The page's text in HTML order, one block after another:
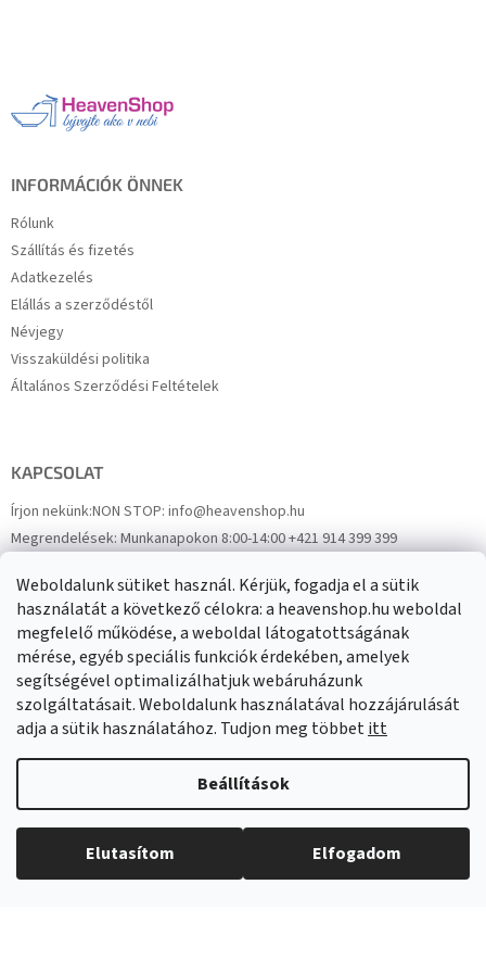
Weboldalunk sütiket használ. Kérjük, fogadja el a sütik
használatát a következő célokra: a heavenshop.hu weboldal
megfelelő működése, a weboldal látogatottságának
mérése, egyéb speciális funkciók érdekében, amelyek
segítségével optimalizálhatjuk webáruházunk
szolgáltatásait. Weboldalunk használatával hozzájárulását
adja a sütik használatához. Tudjon meg többetitt
Beállítások
Elutasítom Elfogadom
INFORMÁCIÓK ÖNNEK
Rólunk
Szállítás és fizetés
Adatkezelés
Elállás a szerződéstől
Névjegy
Visszaküldési politika
Általános Szerződési Feltételek
KAPCSOLAT
Írjon nekünk:NON STOP: info@heavenshop.hu
Megrendelések:Munkanapokon 8:00-14:00 +421 914 399 399
FacebookHeavenShop.sk
Eredményeink